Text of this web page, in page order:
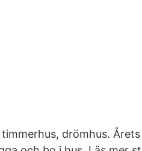
drömhus.